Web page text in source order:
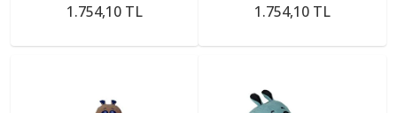
1.754,10 TL 1.754,10 TL